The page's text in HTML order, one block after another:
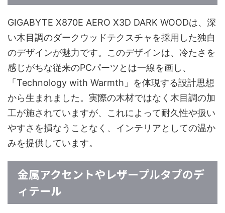
GIGABYTE X870E AERO X3D DARK WOODは、深
い木目調のダークウッドテクスチャを採用した独自
のデザインが魅力です。このデザインは、冷たさを
感じがちな従来のPCパーツとは一線を画し、
「Technology with Warmth」を体現する設計思想
から生まれました。実際の木材ではなく木目調の加
工が施されていますが、これによって耐久性や扱い
やすさを損なうことなく、インテリアとしての温か
みを提供しています。
金属アクセントやレザープルタブのデ
ィテール